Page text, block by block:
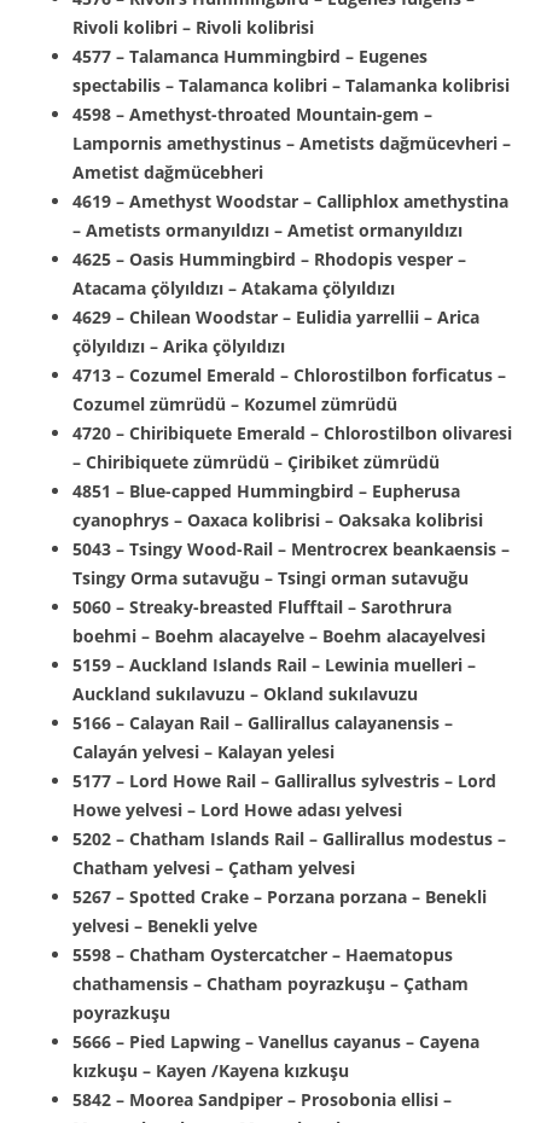
Rivoli kolibri – Rivoli kolibrisi
4577 – Talamanca Hummingbird – Eugenes
spectabilis – Talamanca kolibri – Talamanka kolibrisi
4598 – Amethyst-throated Mountain-gem –
Lampornis amethystinus – Ametists dağmücevheri –
Ametist dağmücebheri
4619 – Amethyst Woodstar – Calliphlox amethystina
– Ametists ormanyıldızı – Ametist ormanyıldızı
4625 – Oasis Hummingbird – Rhodopis vesper –
Atacama çölyıldızı – Atakama çölyıldızı
4629 – Chilean Woodstar – Eulidia yarrellii – Arica
çölyıldızı – Arika çölyıldızı
4713 – Cozumel Emerald – Chlorostilbon forficatus –
Cozumel zümrüdü – Kozumel zümrüdü
4720 – Chiribiquete Emerald – Chlorostilbon olivaresi
– Chiribiquete zümrüdü – Çiribiket zümrüdü
4851 – Blue-capped Hummingbird – Eupherusa
cyanophrys – Oaxaca kolibrisi – Oaksaka kolibrisi
5043 – Tsingy Wood-Rail – Mentrocrex beankaensis –
Tsingy Orma sutavuğu – Tsingi orman sutavuğu
5060 – Streaky-breasted Flufftail – Sarothrura
boehmi – Boehm alacayelve – Boehm alacayelvesi
5159 – Auckland Islands Rail – Lewinia muelleri –
Auckland sukılavuzu – Okland sukılavuzu
5166 – Calayan Rail – Gallirallus calayanensis –
Calayán yelvesi – Kalayan yelesi
5177 – Lord Howe Rail – Gallirallus sylvestris – Lord
Howe yelvesi – Lord Howe adası yelvesi
5202 – Chatham Islands Rail – Gallirallus modestus –
Chatham yelvesi – Çatham yelvesi
5267 – Spotted Crake – Porzana porzana – Benekli
yelvesi – Benekli yelve
5598 – Chatham Oystercatcher – Haematopus
chathamensis – Chatham poyrazkuşu – Çatham
poyrazkuşu
5666 – Pied Lapwing – Vanellus cayanus – Cayena
kızkuşu – Kayen /Kayena kızkuşu
5842 – Moorea Sandpiper – Prosobonia ellisi –